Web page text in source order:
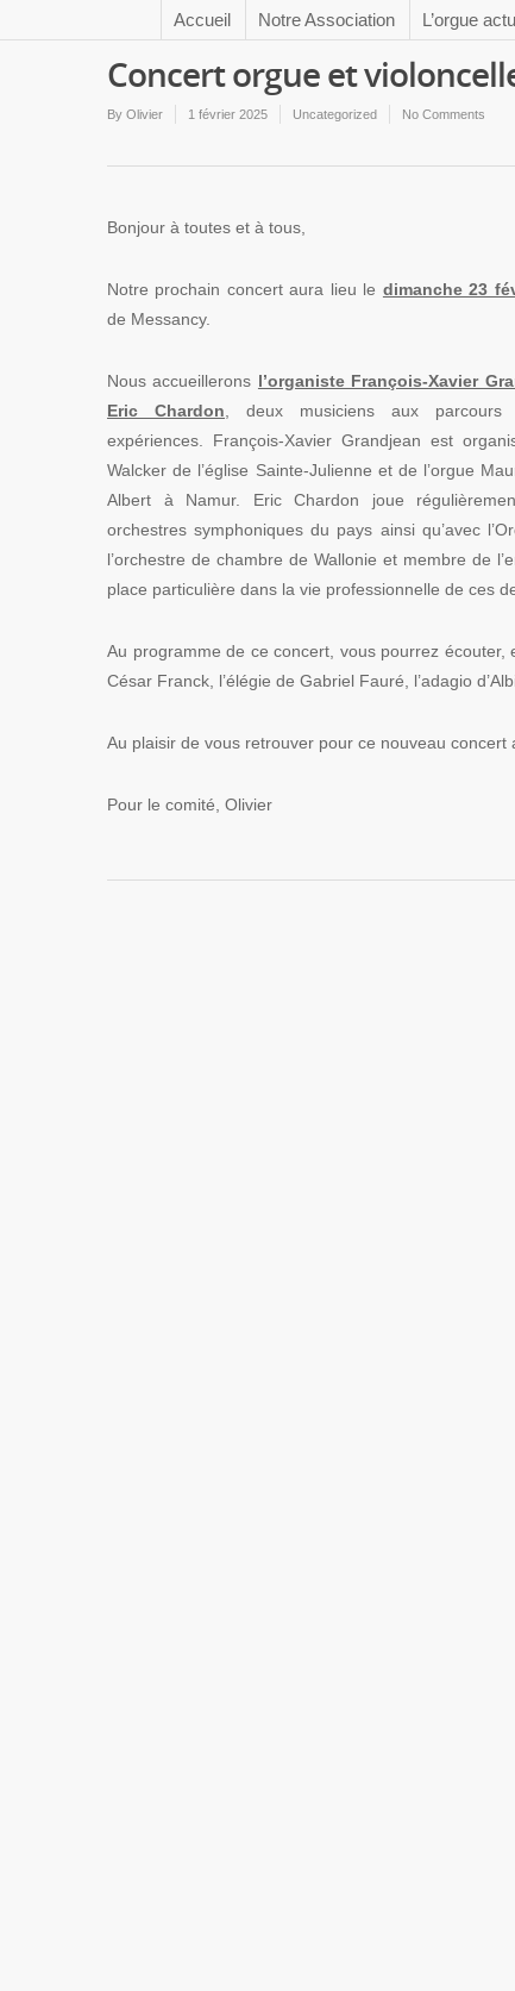
Accueil Notre Association L’orgue
Concert orgue et
By Olivier 1 février 2025 Uncategorized No Comments
Bonjour à toutes et à tous,
Notre prochain concert aura lieu le dimanche 23
de Messancy.
Nous accueillerons l’organiste François-Xavier
Eric Chardon , deux musiciens aux parcours
expériences. François-Xavier Grandjean est
Walcker de l’église Sainte-Julienne et de l’orgue
Albert à Namur. Eric Chardon joue
orchestres symphoniques du pays ainsi qu’avec
l’orchestre de chambre de Wallonie et membre de
place particulière dans la vie professionnelle de ces
Au programme de ce concert, vous pourrez
César Franck, l’élégie de Gabriel Fauré, l’adagio
Au plaisir de vous retrouver pour ce nouveau
Pour le comité, Olivier